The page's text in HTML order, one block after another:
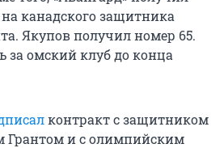
канадского защитника
Якупов получил номер 65.
за омский клуб до конца
контракт с защитником
Грантом и с олимпийским